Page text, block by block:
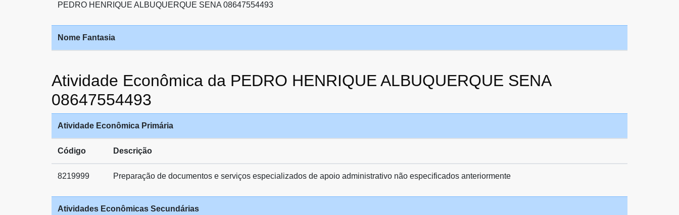
PEDRO HENRIQUE ALBUQUERQUE SENA 08647554493
Nome Fantasia
Atividade Econômica da PEDRO HENRIQUE ALBUQUERQUE SENA
08647554493
Atividade Econômica Primária
Código Descrição
8219999 Preparação de documentos e serviços especializados de apoio administrativo não especificados anteriormente
Atividades Econômicas Secundárias